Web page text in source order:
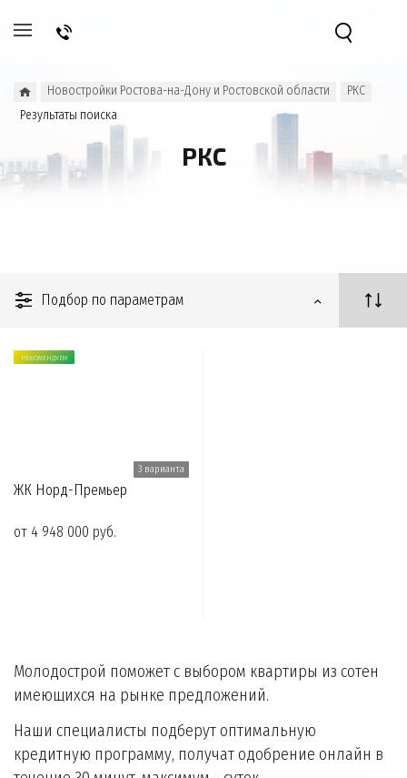
Новостройки Ростова-на-Дону и Ростовской области
РКС
Результаты поиска
РКС
Подбор по параметрам
РЕКОМЕНДУЕМ
3 варианта
ЖК Норд-Премьер
от 4 948 000 руб.
Молодострой поможет с выбором квартиры из сотен
имеющихся на рынке предложений.
Наши специалисты подберут оптимальную
кредитную программу, получат одобрение онлайн в